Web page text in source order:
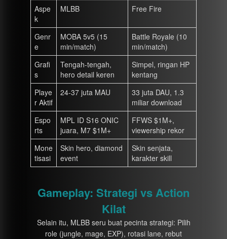
Aspe
k
MLBB Free Fire
Genr
e
MOBA 5v5 (15
min/match)
Battle Royale (10
min/match)
Grafi
s
Tengah-tengah,
hero detail keren
Simpel, ringan HP
kentang
Playe
r Aktif
24-37 juta MAU
33 juta DAU, 1.3
miliar download
Espo
rts
MPL ID S16 ONIC
juara, M7 $1M+
FFWS $1M+,
viewership rekor
Mone
tisasi
Skin hero, diamond
event
Skin senjata,
karakter skill
Gameplay: Strategi vs Action
Kilat
Selain itu, MLBB seru buat pecinta strategi: Pilih
role (jungle, mage, EXP), rotasi lane, rebut